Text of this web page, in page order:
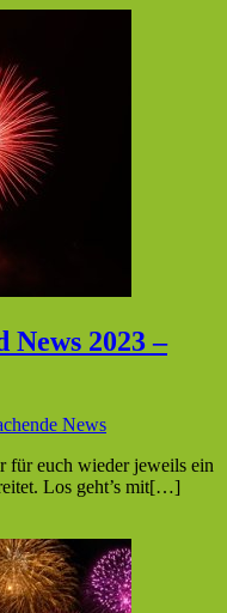
2023 –
News
für euch wieder jeweils ein
Los geht’s mit[…]